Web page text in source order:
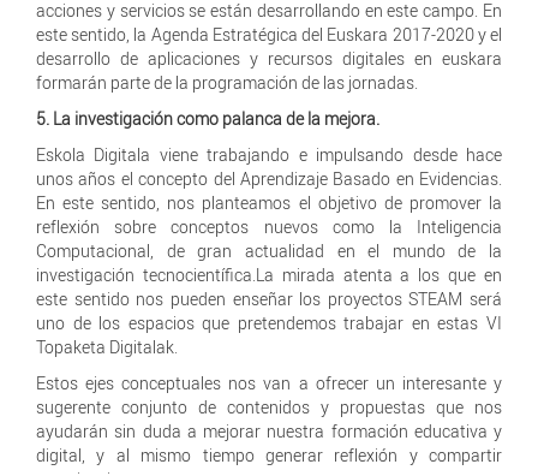
acciones y servicios se están desarrollando en este campo. En
este sentido, la Agenda Estratégica del Euskara 2017-2020 y el
desarrollo de aplicaciones y recursos digitales en euskara
formarán parte de la programación de las jornadas.
5. La investigación como palanca de la mejora.
Eskola Digitala viene trabajando e impulsando desde hace
unos años el concepto del Aprendizaje Basado en Evidencias.
En este sentido, nos planteamos el objetivo de promover la
reflexión sobre conceptos nuevos como la Inteligencia
Computacional, de gran actualidad en el mundo de la
investigación tecnocientífica.La mirada atenta a los que en
este sentido nos pueden enseñar los proyectos STEAM será
uno de los espacios que pretendemos trabajar en estas VI
Topaketa Digitalak.
Estos ejes conceptuales nos van a ofrecer un interesante y
sugerente conjunto de contenidos y propuestas que nos
ayudarán sin duda a mejorar nuestra formación educativa y
digital, y al mismo tiempo generar reflexión y compartir